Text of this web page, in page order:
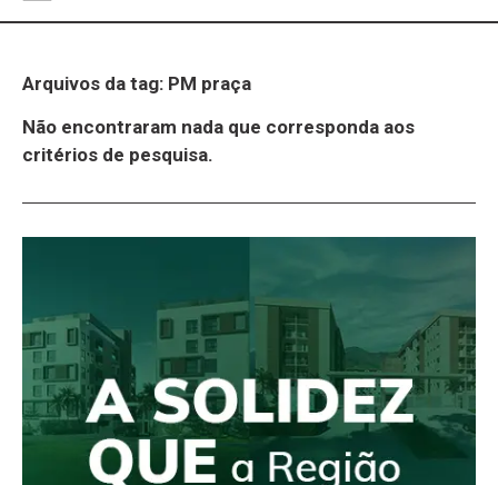
Arquivos da tag: PM praça
Não encontraram nada que corresponda aos
critérios de pesquisa.